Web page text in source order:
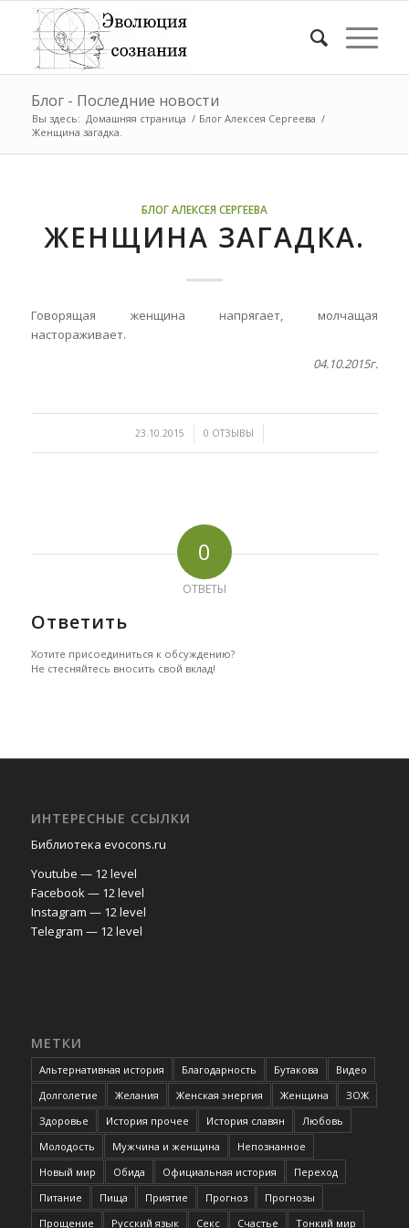
Блог - Последние новости
Вы здесь: Домашняя страница / Блог Алексея Сергеева /
Женщина загадка.
БЛОГ АЛЕКСЕЯ СЕРГЕЕВА
ЖЕНЩИНА ЗАГАДКА.
Говорящая женщина напрягает, молчащая
настораживает.
04.10.2015г.
23.10.2015
/ 0 ОТЗЫВЫ
/
0
ОТВЕТЫ
Ответить
Хотите присоединиться к обсуждению?
Не стесняйтесь вносить свой вклад!
ИНТЕРЕСНЫЕ ССЫЛКИ
Библиотека evocons.ru
Youtube — 12 level
Facebook — 12 level
Instagram — 12 level
Telegram — 12 level
МЕТКИ
Альтернативная история Благодарность Бутакова
Видео
Долголетие
Желания Женская энергия Женщина
ЗОЖ
Здоровье
История прочее История славян
Любовь
Молодость
Мужчина и женщина
Непознанное
Новый мир
Обида Официальная история
Переход
Питание
Пища Приятие Прогноз
Прогнозы
Прощение
Русский язык Секс Счастье Тонкий мир